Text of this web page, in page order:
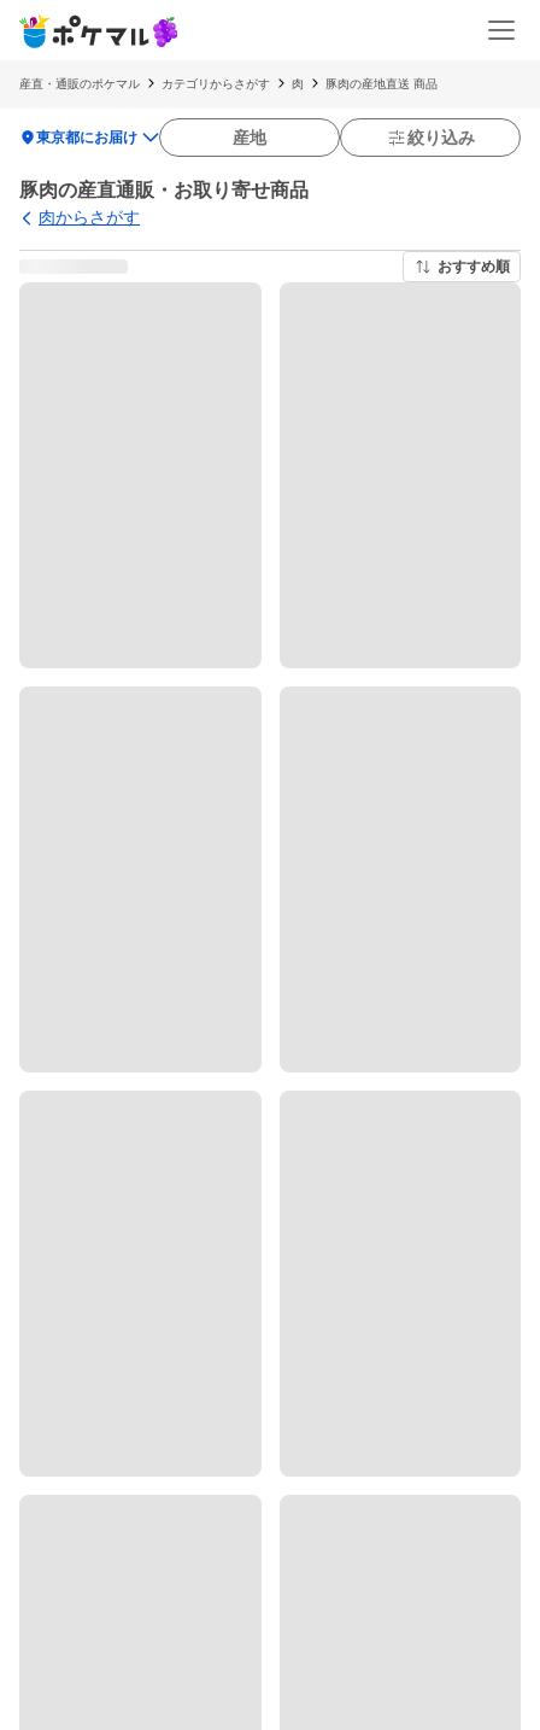
産直・通販のポケマル カテゴリからさがす 肉 豚肉の産地直送 商品
location_on東京都にお届け 産地 絞り込み
豚肉の産直通販・お取り寄せ商品
肉からさがす
おすすめ順